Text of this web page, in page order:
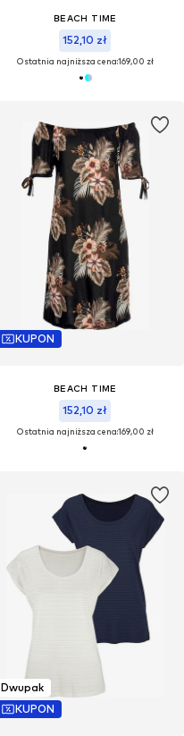
BEACH TIME
152,10 zł
Ostatnia najniższa cena:169,00 zł
KUPON
BEACH TIME
152,10 zł
Ostatnia najniższa cena:169,00 zł
Dwupak
KUPON